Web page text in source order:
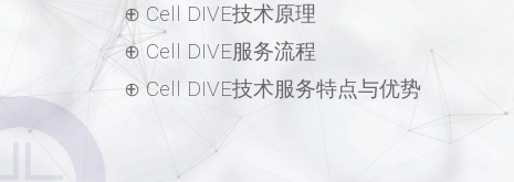
⊕ Cell DIVE技术原理
⊕ Cell DIVE服务流程
⊕Cell DIVE技术服务特点与优势